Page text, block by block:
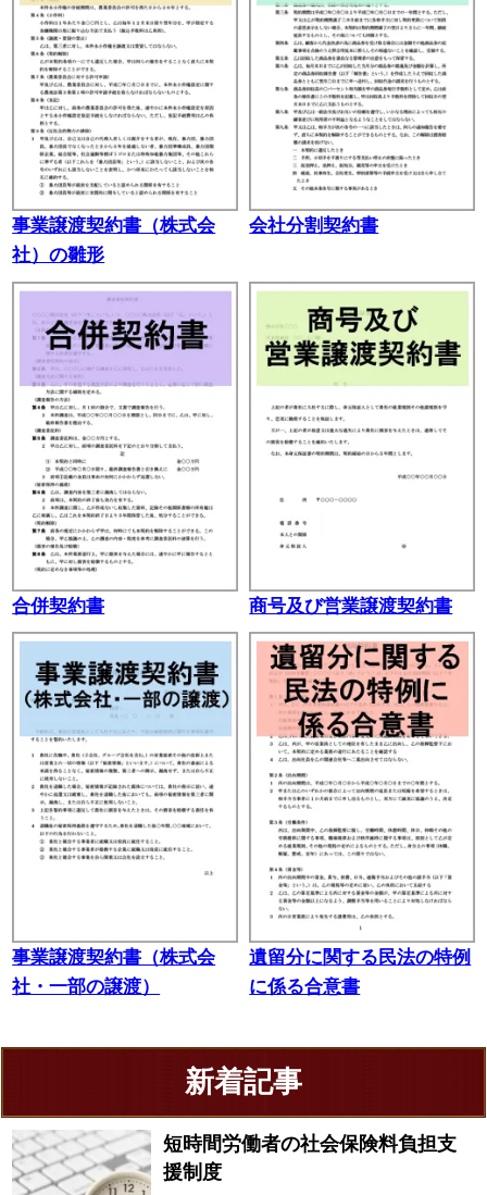
事業譲渡契約書（株式会
社）の雛形
会社分割契約書
合併契約書 商号及び営業譲渡契約書
事業譲渡契約書（株式会
社・一部の譲渡）
遺留分に関する民法の特例
に係る合意書
新着記事
短時間労働者の社会保険料負担支
援制度